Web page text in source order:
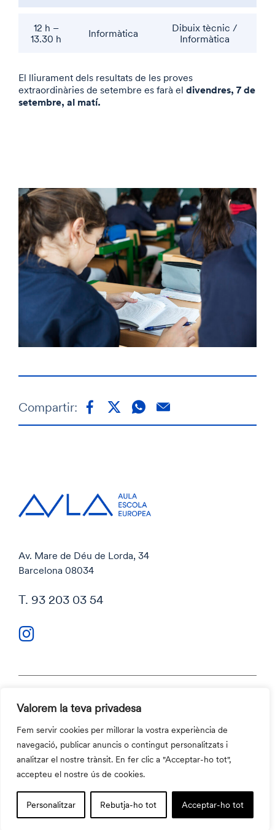
Valorem la teva privadesa
Fem servir cookies per millorar la vostra experiència de
navegació, publicar anuncis o contingut personalitzats i
analitzar el nostre trànsit. En fer clic a "Acceptar-ho tot",
accepteu el nostre ús de cookies.
Personalitzar Rebutja-ho tot Acceptar-ho tot
12 h –
13.30 h
Informàtica
Dibuix tècnic /
Informàtica
El lliurament dels resultats de les proves
extraordinàries de setembre es farà el divendres, 7 de
setembre, al matí.
Compartir:
Av. Mare de Déu de Lorda, 34
Barcelona 08034
T. 93 203 03 54
Política de privacitat
Política de cookies
Codi ètic i Canal ètic
Contacte
©2026 Aula Escola Europea